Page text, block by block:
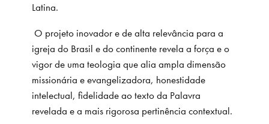
Latina.
O projeto inovador e de alta relevância para a
igreja do Brasil e do continente revela a força e o
vigor de uma teologia que alia ampla dimensão
missionária e evangelizadora, honestidade
intelectual, fidelidade ao texto da Palavra
revelada e a mais rigorosa pertinência contextual.